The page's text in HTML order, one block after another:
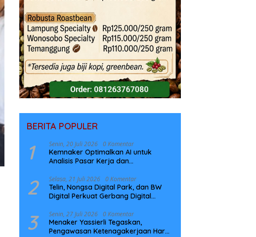
BERITA POPULER
1 Senin, 20 Juli 2026 0 Komentar
Kemnaker Optimalkan AI untuk
Analisis Pasar Kerja dan
2 Selasa, 21 Juli 2026 0 Komentar
Telin, Nongsa Digital Park, dan BW
Digital Perkuat Gerbang Digital
NCC
3 Senin, 27 Juli 2026 0 Komentar
Menaker Yassierli Tegaskan,
Pengawasan Ketenagakerjaan Harus